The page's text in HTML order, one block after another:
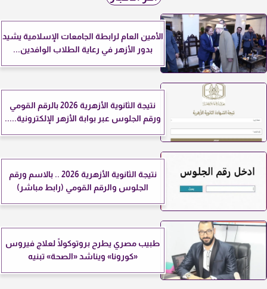
الأمين العام لرابطة الجامعات الإسلامية يشيد
بدور الأزهر في رعاية الطلاب الوافدين...
نتيجة الثانوية الأزهرية 2026 بالرقم القومي
ورقم الجلوس عبر بوابة الأزهر الإلكترونية.....
نتيجة الثانوية الأزهرية 2026 .. بالاسم ورقم
الجلوس والرقم القومي (رابط مباشر)
طبيب مصري يطرح بروتوكولًا لعلاج فيروس
«كورونا» ويناشد «الصحة» تبنيه